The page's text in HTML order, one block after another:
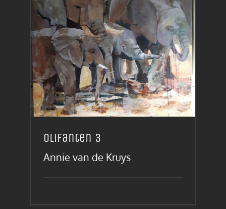
Olifanten 3
Annie van de Kruys